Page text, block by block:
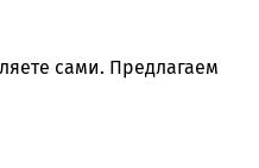
сами. Предлагаем